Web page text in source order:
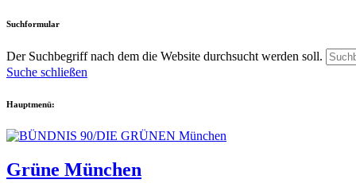
Suchformular
Der Suchbegriff nach dem die Website durchsucht werden soll.
Suche schließen
Hauptmenü:
Grüne München